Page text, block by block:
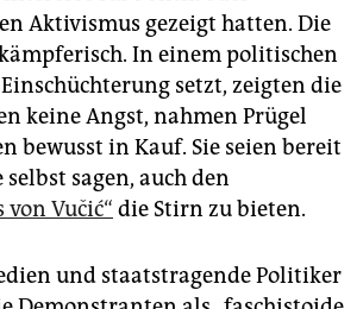
Aktivismus gezeigt hatten. Die
In einem politischen
Einschüchterung setzt, zeigten die
keine Angst, nahmen Prügel
bewusst in Kauf. Sie seien bereit
selbst sagen, auch den
von Vučić“ die Stirn zu bieten.
und staatstragende Politiker